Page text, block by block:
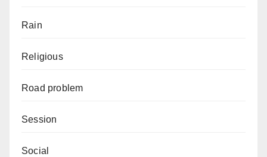
Rain
Religious
Road problem
Session
Social